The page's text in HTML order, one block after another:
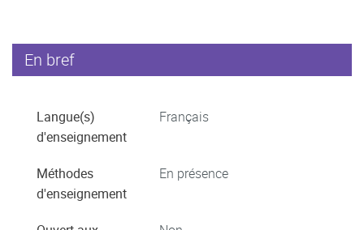
En bref
Langue(s)
d'enseignement
Français
Méthodes
d'enseignement
En présence